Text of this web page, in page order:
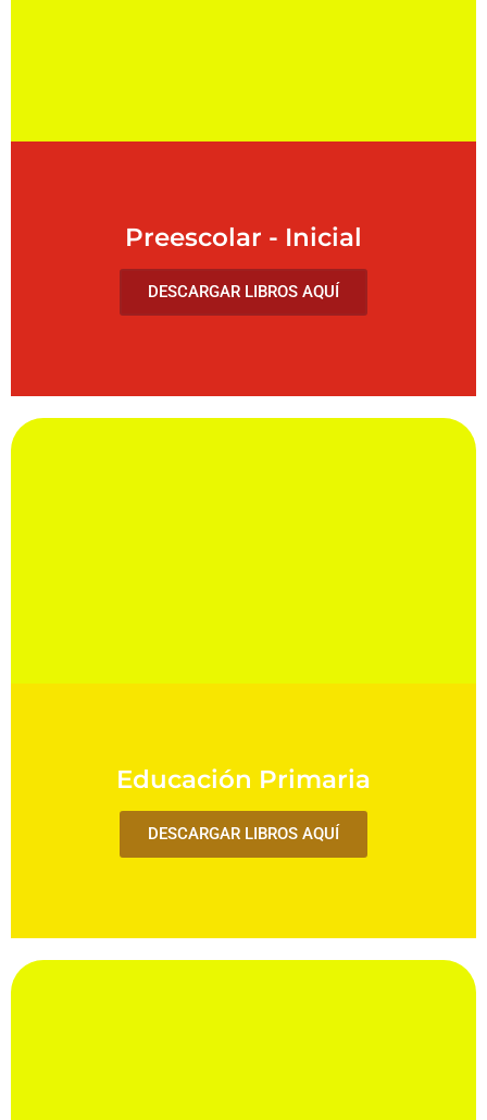
Preescolar - Inicial
DESCARGAR LIBROS AQUÍ
Educación Primaria
DESCARGAR LIBROS AQUÍ